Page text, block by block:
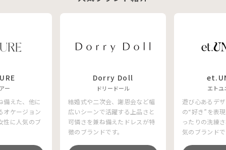
ー
備えた、他に
オケージョン
性に人気のブ
Dorry Doll
ドリードール
結婚式や二次会、謝恩会など幅
広いシーンで活躍する上品さと
可憐さを兼ね備えたドレスが特
徴のブランドです。
エトユ
遊び心あるデ
の“好き”を表
ったりの洗練
気のブランド